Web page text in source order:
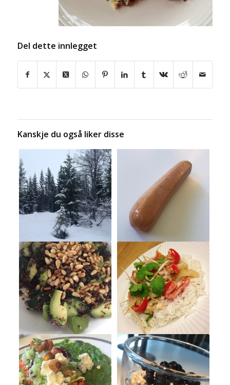
Del dette innlegget
Kanskje du også liker disse